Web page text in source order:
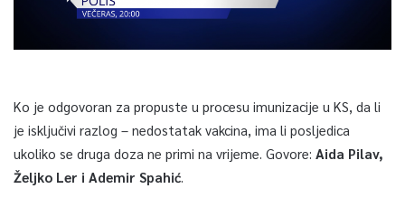
Ko je odgovoran za propuste u procesu imunizacije u KS, da li
je isključivi razlog – nedostatak vakcina, ima li posljedica
ukoliko se druga doza ne primi na vrijeme. Govore: Aida Pilav,
Željko Ler i Ademir Spahić